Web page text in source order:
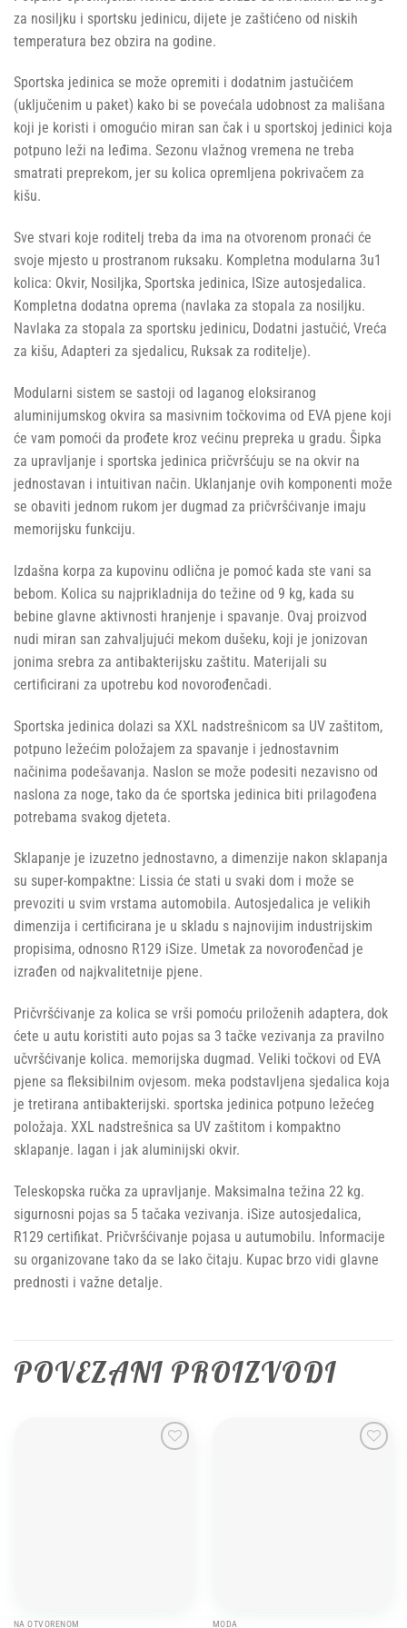
za nosiljku i sportsku jedinicu, dijete je zaštićeno od niskih
temperatura bez obzira na godine.
Sportska jedinica se može opremiti i dodatnim jastučićem
(uključenim u paket) kako bi se povećala udobnost za mališana
koji je koristi i omogućio miran san čak i u sportskoj jedinici koja
potpuno leži na leđima. Sezonu vlažnog vremena ne treba
smatrati preprekom, jer su kolica opremljena pokrivačem za
kišu.
Sve stvari koje roditelj treba da ima na otvorenom pronaći će
svoje mjesto u prostranom ruksaku. Kompletna modularna 3u1
kolica: Okvir, Nosiljka, Sportska jedinica, ISize autosjedalica.
Kompletna dodatna oprema (navlaka za stopala za nosiljku.
Navlaka za stopala za sportsku jedinicu, Dodatni jastučić, Vreća
za kišu, Adapteri za sjedalicu, Ruksak za roditelje).
Modularni sistem se sastoji od laganog eloksiranog
aluminijumskog okvira sa masivnim točkovima od EVA pjene koji
će vam pomoći da prođete kroz većinu prepreka u gradu. Šipka
za upravljanje i sportska jedinica pričvršćuju se na okvir na
jednostavan i intuitivan način. Uklanjanje ovih komponenti može
se obaviti jednom rukom jer dugmad za pričvršćivanje imaju
memorijsku funkciju.
Izdašna korpa za kupovinu odlična je pomoć kada ste vani sa
bebom. Kolica su najprikladnija do težine od 9 kg, kada su
bebine glavne aktivnosti hranjenje i spavanje. Ovaj proizvod
nudi miran san zahvaljujući mekom dušeku, koji je jonizovan
jonima srebra za antibakterijsku zaštitu. Materijali su
certificirani za upotrebu kod novorođenčadi.
Sportska jedinica dolazi sa XXL nadstrešnicom sa UV zaštitom,
potpuno ležećim položajem za spavanje i jednostavnim
načinima podešavanja. Naslon se može podesiti nezavisno od
naslona za noge, tako da će sportska jedinica biti prilagođena
potrebama svakog djeteta.
Sklapanje je izuzetno jednostavno, a dimenzije nakon sklapanja
su super-kompaktne: Lissia će stati u svaki dom i može se
prevoziti u svim vrstama automobila. Autosjedalica je velikih
dimenzija i certificirana je u skladu s najnovijim industrijskim
propisima, odnosno R129 iSize. Umetak za novorođenčad je
izrađen od najkvalitetnije pjene.
Pričvršćivanje za kolica se vrši pomoću priloženih adaptera, dok
ćete u autu koristiti auto pojas sa 3 tačke vezivanja za pravilno
učvršćivanje kolica. memorijska dugmad. Veliki točkovi od EVA
pjene sa fleksibilnim ovjesom. meka podstavljena sjedalica koja
je tretirana antibakterijski. sportska jedinica potpuno ležećeg
položaja. XXL nadstrešnica sa UV zaštitom i kompaktno
sklapanje. lagan i jak aluminijski okvir.
Teleskopska ručka za upravljanje. Maksimalna težina 22 kg.
sigurnosni pojas sa 5 tačaka vezivanja. iSize autosjedalica,
R129 certifikat. Pričvršćivanje pojasa u autumobilu. Informacije
su organizovane tako da se lako čitaju. Kupac brzo vidi glavne
prednosti i važne detalje.
POVEZANI PROIZVODI
NA OTVORENOM MODA